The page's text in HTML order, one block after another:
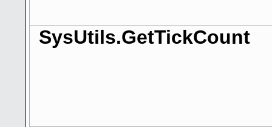
SysUtils.GetTickCount